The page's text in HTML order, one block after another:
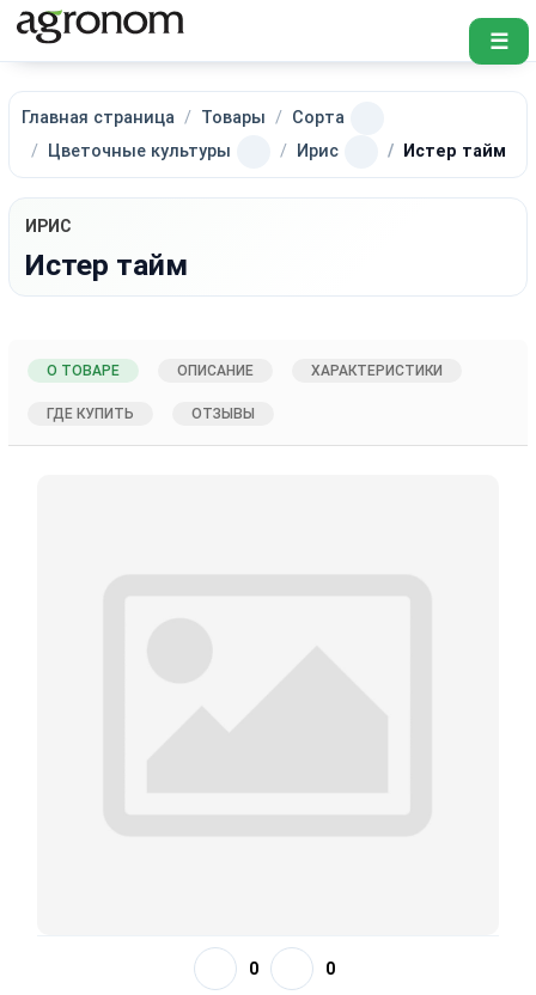
☰
Главная страница Товары
Сорта
Цветочные культуры
Ирис Истер тайм
ИРИС
Истер тайм
О ТОВАРЕ ОПИСАНИЕ ХАРАКТЕРИСТИКИ
ГДЕ КУПИТЬ ОТЗЫВЫ
0 0